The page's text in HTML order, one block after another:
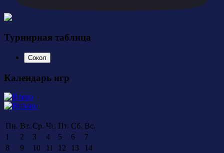
Турнирная таблица
Сокол
Календарь игр
Пн. Вт. Ср. Чт. Пт. Сб. Вс.
1
2 3 4 5 6
7
8
9 10 11 12 13
14